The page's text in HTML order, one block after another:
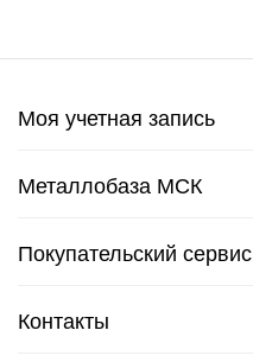
0.0
Моя учетная запись
Металлобаза МСК
Покупательский сервис
Контакты